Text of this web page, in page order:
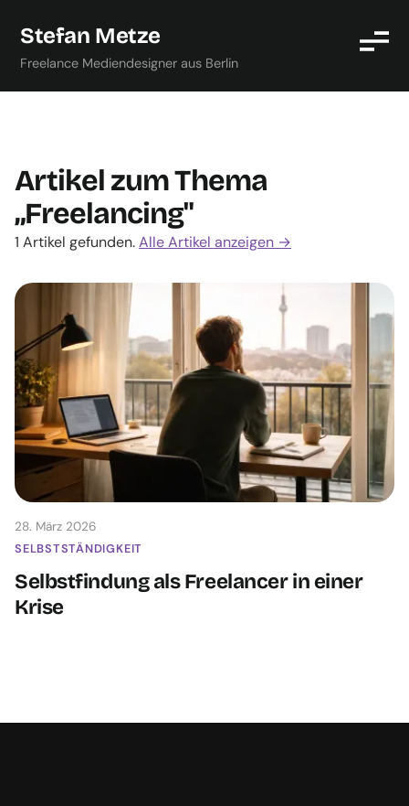
Stefan Metze
Freelance Mediendesigner aus Berlin
Artikel zum Thema
„Freelancing"
1 Artikel gefunden.Alle Artikel anzeigen →
28. März 2026
SELBSTSTÄNDIGKEIT
Selbstfindung als Freelancer in einer
Krise